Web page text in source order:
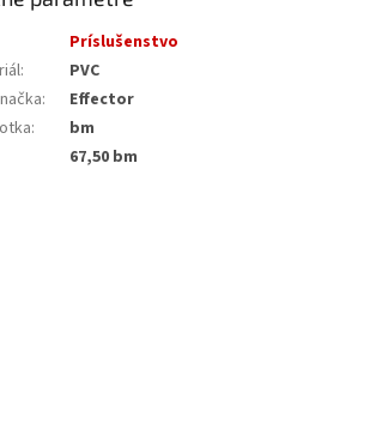
Príslušenstvo
:
PVC
:
Effector
:
bm
67,50 bm